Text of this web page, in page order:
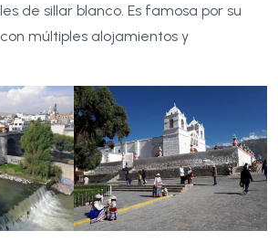
de sillar blanco. Es famosa por su
múltiples alojamientos y